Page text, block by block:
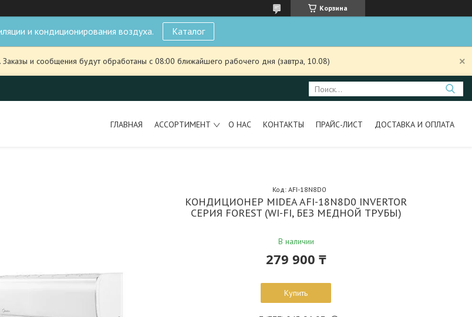
Корзина
и кондиционирования воздуха. Каталог
и сообщения будут обработаны с 08:00 ближайшего рабочего дня (завтра, 10.08)
ГЛАВНАЯ АССОРТИМЕНТ О НАС КОНТАКТЫ ПРАЙС-ЛИСТ ДОСТАВКА И ОПЛАТА
КОНДИЦИОНЕР MIDEA AFI-18N8D0 INVERTOR
СЕРИЯ FOREST (WI-FI, БЕЗ МЕДНОЙ ТРУБЫ)
В наличии
Код: AFI-18N8D0
279 900 ₸
Купить